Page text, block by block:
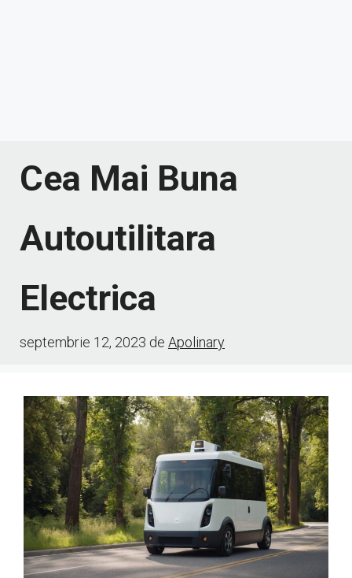
Cea Mai Buna
Autoutilitara
Electrica
septembrie 12, 2023 de Apolinary